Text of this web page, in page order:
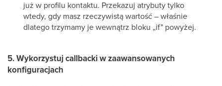
już w profilu kontaktu. Przekazuj atrybuty tylko
wtedy, gdy masz rzeczywistą wartość – właśnie
dlatego trzymamy je wewnątrz bloku „if" powyżej.
5. Wykorzystuj callbacki w zaawansowanych
konfiguracjach